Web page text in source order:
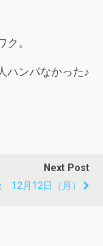
。
ハンパなかった♪
Next Post
12月12日（月）